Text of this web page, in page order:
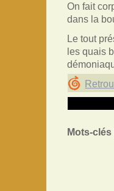
On fait
dans la
Le tout
les quais
Mots-clés